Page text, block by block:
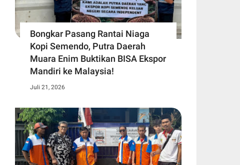
Bongkar Pasang Rantai Niaga
Kopi Semendo, Putra Daerah
Muara Enim Buktikan BISA Ekspor
Mandiri ke Malaysia!
Juli 21, 2026